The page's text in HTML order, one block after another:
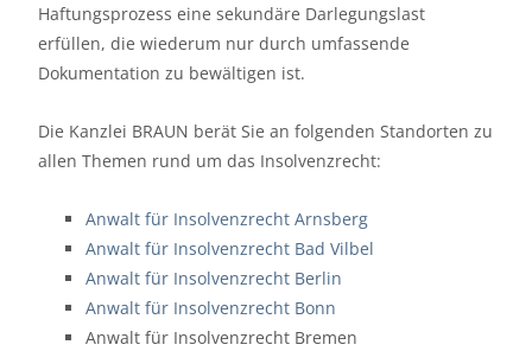
Haftungsprozess eine sekundäre Darlegungslast
erfüllen, die wiederum nur durch umfassende
Dokumentation zu bewältigen ist.
Die Kanzlei BRAUN berät Sie an folgenden Standorten zu
allen Themen rund um das Insolvenzrecht:
Anwalt für Insolvenzrecht Arnsberg
Anwalt für Insolvenzrecht Bad Vilbel
Anwalt für Insolvenzrecht Berlin
Anwalt für Insolvenzrecht Bonn
Anwalt für Insolvenzrecht Bremen